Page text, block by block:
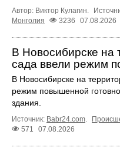
Автор: Виктор Кулагин.
Монголия
3236 07.08.2026
В Новосибирске на
сада ввели режим
В Новосибирске на
режим повышенной
здания.
Источник: Babr24.com.
571
07.08.2026